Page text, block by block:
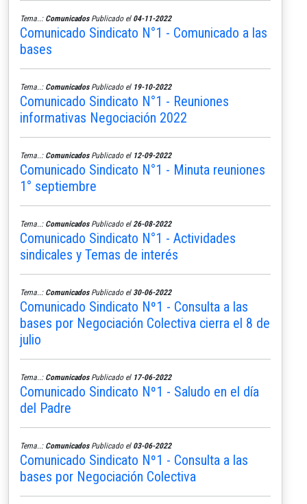
Tema..: ComunicadosPublicado el 04-11-2022
Comunicado Sindicato N°1 - Comunicado a las
bases
Tema..: ComunicadosPublicado el 19-10-2022
Comunicado Sindicato N°1 - Reuniones
informativas Negociación 2022
Tema..: ComunicadosPublicado el 12-09-2022
Comunicado Sindicato N°1 - Minuta reuniones
1° septiembre
Tema..: ComunicadosPublicado el 26-08-2022
Comunicado Sindicato N°1 - Actividades
sindicales y Temas de interés
Tema..: ComunicadosPublicado el 30-06-2022
Comunicado Sindicato Nº1 - Consulta a las
bases por Negociación Colectiva cierra el 8 de
julio
Tema..: ComunicadosPublicado el 17-06-2022
Comunicado Sindicato Nº1 - Saludo en el día
del Padre
Tema..: ComunicadosPublicado el 03-06-2022
Comunicado Sindicato Nº1 - Consulta a las
bases por Negociación Colectiva